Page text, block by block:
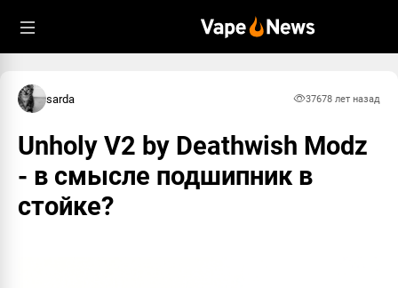
sarda 37678 лет назад
Unholy V2 by Deathwish Modz
- в смысле подшипник в
стойке?